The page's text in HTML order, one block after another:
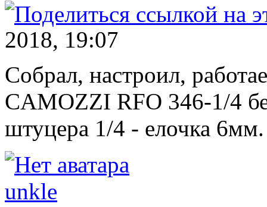
2018, 19:07
Собрал, настроил,
CAMOZZI RFO 346-1/4
штуцера 1/4 - елочка 6мм.
unkle